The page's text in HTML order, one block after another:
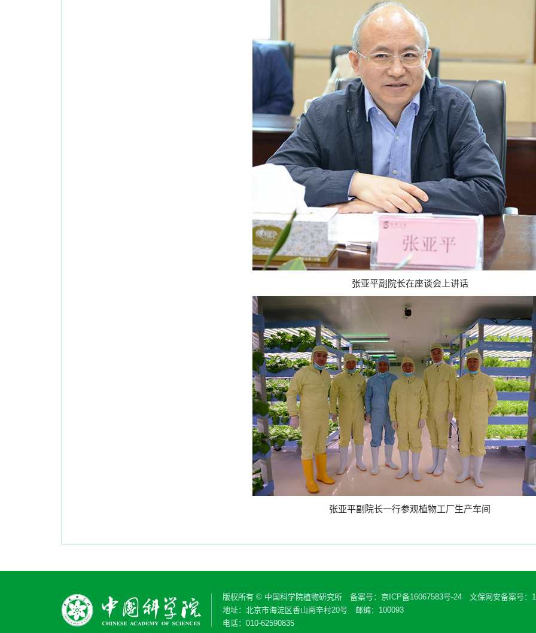
张亚平副院长在座谈会上讲话
张亚平副院长一行参观植物工厂生产车间
版权所有 © 中国科学院植物研究所 备案号： 京ICP备16067583号-24 文保网安备案号：
地址：北京市海淀区香山南辛村20号 邮编：100093
电话：010-62590835